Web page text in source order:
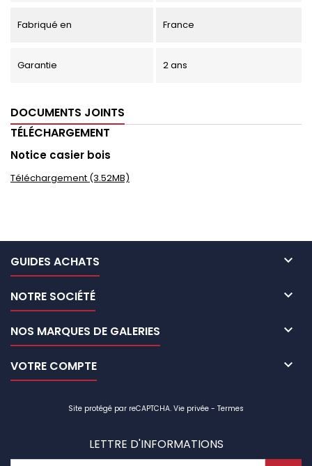
Fabriqué en France
Garantie 2 ans
DOCUMENTS JOINTS
TÉLÉCHARGEMENT
Notice casier bois
Téléchargement (3.52MB)
GUIDES ACHATS 
NOTRE SOCIÉTÉ 
NOS MARQUES DE GALERIES 
VOTRE COMPTE 
Site protégé par reCAPTCHA. Vie privée - Termes
LETTRE D'INFORMATIONS